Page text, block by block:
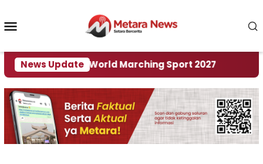
konten
News Update
Rumah World Marching Sport 2027